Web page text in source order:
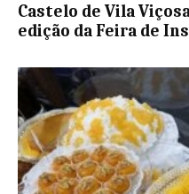
Castelo de Vila
edição da Feira de